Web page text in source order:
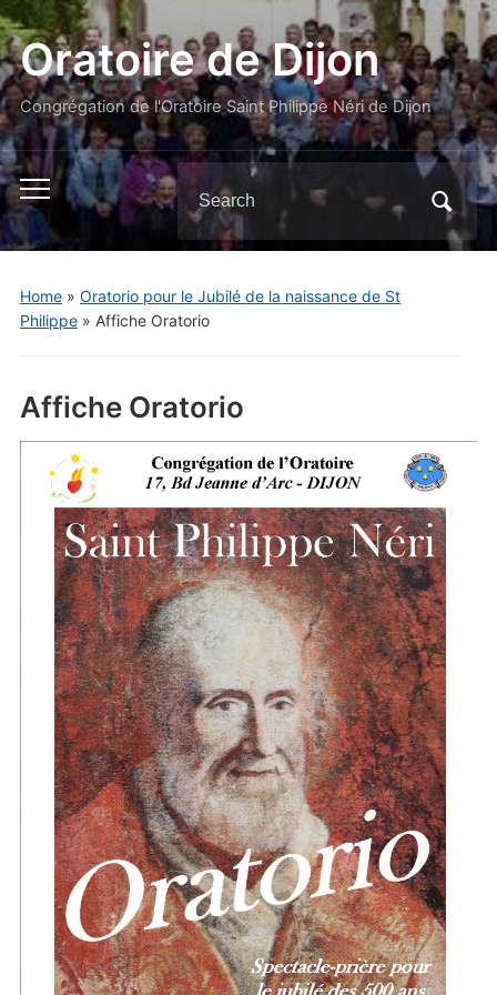
Oratoire de Dijon
Congrégation de l'Oratoire Saint Philippe Néri de Dijon
Toggle
mobile
menu
Search
for:
Home» Oratorio pour le Jubilé de la naissance de St
Philippe» Affiche Oratorio
Affiche Oratorio